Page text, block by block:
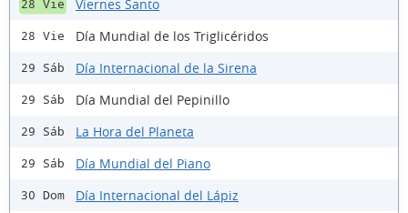
28 Vie Viernes Santo
28 Vie Día Mundial de los Triglicéridos
29 Sáb Día Internacional de la Sirena
29 Sáb Día Mundial del Pepinillo
29 Sáb La Hora del Planeta
29 Sáb Día Mundial del Piano
30 Dom Día Internacional del Lápiz